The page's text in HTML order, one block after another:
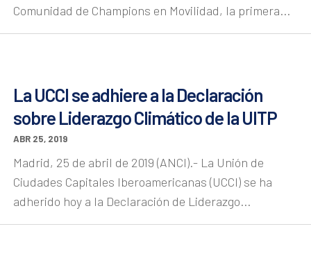
Comunidad de Champions en Movilidad, la primera...
La UCCI se adhiere a la Declaración
sobre Liderazgo Climático de la UITP
ABR 25, 2019
Madrid, 25 de abril de 2019 (ANCI).- La Unión de
Ciudades Capitales Iberoamericanas (UCCI) se ha
adherido hoy a la Declaración de Liderazgo...